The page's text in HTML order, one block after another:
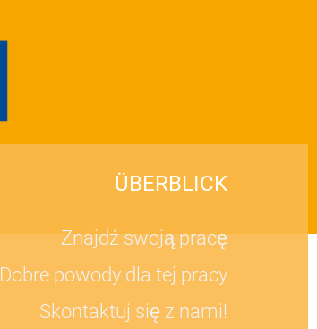
ÜBERBLICK
Znajdź swoją pracę
Dobre powody dla tej pracy
Skontaktuj się z nami!